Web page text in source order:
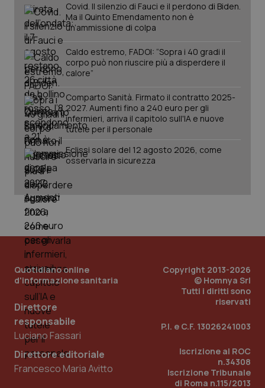
Covid. Il silenzio di Fauci e il perdono di Biden.
Ma il Quinto Emendamento non è
un’ammissione di colpa
Caldo estremo, FADOI: “Sopra i 40 gradi il
corpo può non riuscire più a disperdere il
calore”
Comparto Sanità. Firmato il contratto 2025-
2027. Aumenti fino a 240 euro per gli
infermieri, arriva il capitolo sull'IA e nuove
tutele per il personale
Eclissi solare del 12 agosto 2026, come
osservarla in sicurezza
Quotidiano online
d'informazione sanitaria
Direttore
responsabile
Luciano Fassari
Direttore editoriale
Francesco Maria Avitto
Copyright 2013-2026
© Homnya Srl
Tutti i diritti sono
riservati
P.I. e C.F. 13026241003
Iscrizione al ROC
n.34308
Iscrizione Tribunale
di Roma n.115/2013
PHPSESSID
.quotidianosanita.it
1
mese